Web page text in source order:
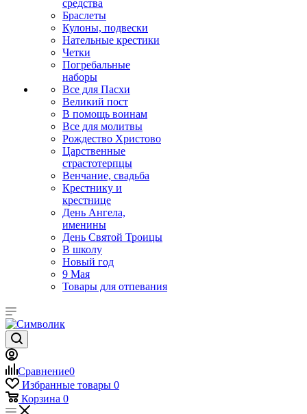
средства
Браслеты
Кулоны, подвески
Нательные крестики
Четки
Погребальные
наборы
Все для Пасхи
Великий пост
В помощь воинам
Все для молитвы
Рождество Христово
Царственные
страстотерпцы
Венчание, свадьба
Крестнику и
крестнице
День Ангела,
именины
День Святой Троицы
В школу
Новый год
9 Мая
Товары для отпевания
Сравнение0
Избранные товары 0
Корзина 0